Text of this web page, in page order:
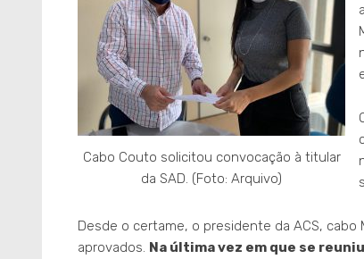
Cabo Couto solicitou convocação à titular
da SAD. (Foto: Arquivo)
Desde o certame, o presidente da ACS,
aprovados. Na última vez em que se